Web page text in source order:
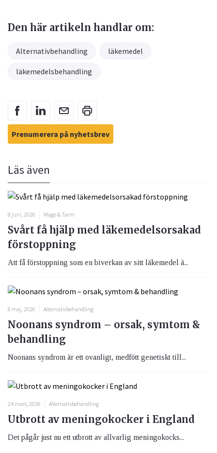
Den här artikeln handlar om:
Alternativbehandling läkemedel
läkemedelsbehandling
Prenumerera på nyhetsbrev
Läs även
8 juni, 2026 Mage & Tarm
Svårt få hjälp med läkemedelsorsakad
förstoppning
Att få förstoppning som en biverkan av sitt läkemedel ä...
8 maj, 2026 Alternativbehandling
Noonans syndrom – orsak, symtom &
behandling
Noonans syndrom är ett ovanligt, medfött genetiskt till...
24 mars, 2026 Alternativbehandling
Utbrott av meningokocker i England
Det pågår just nu ett utbrott av allvarlig meningokocks...